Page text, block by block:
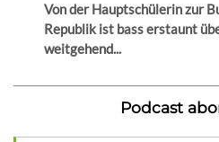
Von der Hauptschülerin zur
Republik ist bass erstaunt
weitgehend...
Podcast